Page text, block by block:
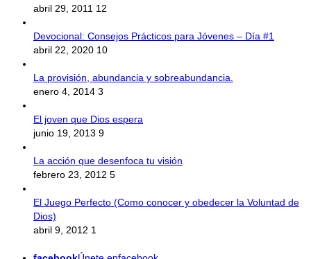
abril 29, 2011 12
Devocional: Consejos Prácticos para Jóvenes – Día #1
abril 22, 2020 10
La provisión, abundancia y sobreabundancia.
enero 4, 2014 3
El joven que Dios espera
junio 19, 2013 9
La acción que desenfoca tu visión
febrero 23, 2012 5
El Juego Perfecto (Como conocer y obedecer la Voluntad de
Dios)
abril 9, 2012 1